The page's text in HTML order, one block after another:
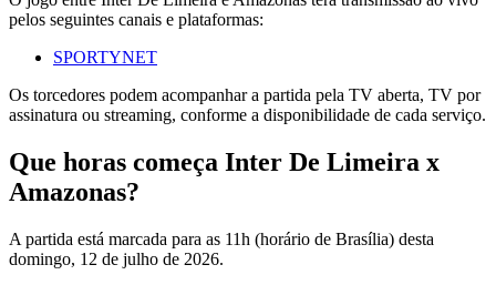
pelos seguintes canais e plataformas:
SPORTYNET
Os torcedores podem acompanhar a partida pela TV aberta, TV por
assinatura ou streaming, conforme a disponibilidade de cada serviço.
Que horas começa Inter De Limeira x
Amazonas?
A partida está marcada para as 11h (horário de Brasília) desta
domingo, 12 de julho de 2026.